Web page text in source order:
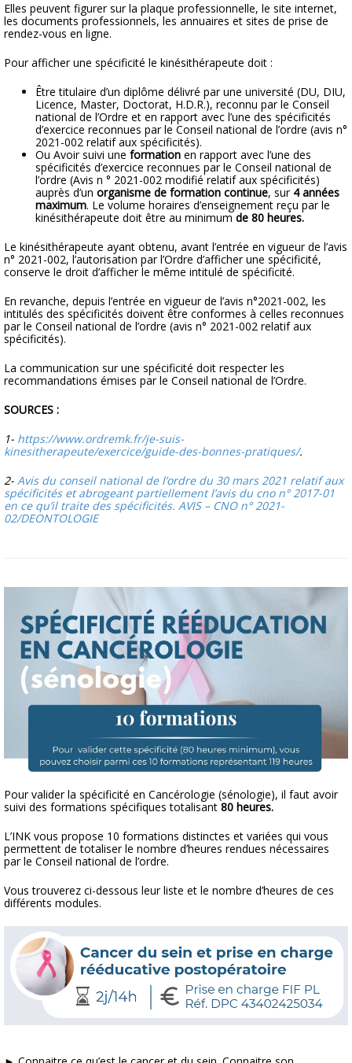
Elles peuvent figurer sur la plaque professionnelle, le site internet,
les documents professionnels, les annuaires et sites de prise de
rendez-vous en ligne.
Pour afficher une spécificité le kinésithérapeute doit :
Être titulaire d’un diplôme délivré par une université (DU, DIU,
Licence, Master, Doctorat, H.D.R.), reconnu par le Conseil
national de l’Ordre et en rapport avec l’une des spécificités
d’exercice reconnues par le Conseil national de l’ordre (avis n°
2021-002 relatif aux spécificités).
Ou Avoir suivi une formation en rapport avec l’une des
spécificités d’exercice reconnues par le Conseil national de
l’ordre (Avis n ° 2021-002 modifié relatif aux spécificités)
auprès d’un organisme de formation continue, sur 4 années
maximum. Le volume horaires d’enseignement reçu par le
kinésithérapeute doit être au minimumde 80 heures.
Le kinésithérapeute ayant obtenu, avant l’entrée en vigueur de l’avis
n° 2021-002, l’autorisation par l’Ordre d’afficher une spécificité,
conserve le droit d’afficher le même intitulé de spécificité.
En revanche, depuis l’entrée en vigueur de l’avis n°2021-002, les
intitulés des spécificités doivent être conformes à celles reconnues
par le Conseil national de l’ordre (avis n° 2021-002 relatif aux
spécificités).
La communication sur une spécificité doit respecter les
recommandations émises par le Conseil national de l’Ordre.
SOURCES :
1- https://www.ordremk.fr/je-suis-
kinesitherapeute/exercice/guide-des-bonnes-pratiques/.
2- Avis du conseil national de l’ordre du 30 mars 2021 relatif aux
spécificités et abrogeant partiellement l’avis du cno n° 2017-01
en ce qu’il traite des spécificités. AVIS – CNO n° 2021-
02/DEONTOLOGIE
Pour valider la spécificité en Cancérologie (sénologie), il faut avoir
suivi des formations spécifiques totalisant 80 heures.
L’INK vous propose 10 formations distinctes et variées qui vous
permettent de totaliser le nombre d’heures rendues nécessaires
par le Conseil national de l’ordre.
Vous trouverez ci-dessous leur liste et le nombre d’heures de ces
différents modules.